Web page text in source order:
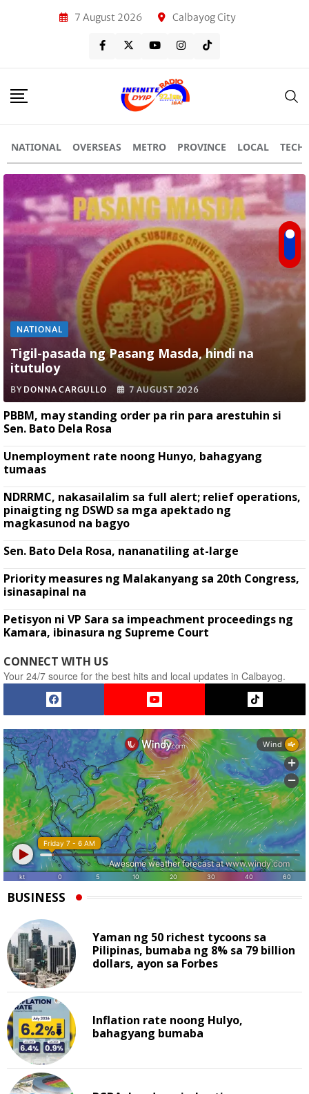
7 August 2026 Calbayog City
NATIONAL OVERSEAS METRO PROVINCE LOCAL TECH
NATIONAL
Tigil-pasada ng Pasang Masda, hindi na
itutuloy
BY DONNA CARGULLO 7 AUGUST 2026
PBBM, may standing order pa rin para arestuhin si
Sen. Bato Dela Rosa
Unemployment rate noong Hunyo, bahagyang
tumaas
NDRRMC, nakasailalim sa full alert; relief operations,
pinaigting ng DSWD sa mga apektado ng
magkasunod na bagyo
Sen. Bato Dela Rosa, nananatiling at-large
Priority measures ng Malakanyang sa 20th Congress,
isinasapinal na
Petisyon ni VP Sara sa impeachment proceedings ng
Kamara, ibinasura ng Supreme Court
CONNECT WITH US
Your 24/7 source for the best hits and local updates in Calbayog.
BUSINESS
Yaman ng 50 richest tycoons sa
Pilipinas, bumaba ng 8% sa 79 billion
dollars, ayon sa Forbes
Inflation rate noong Hulyo,
bahagyang bumaba